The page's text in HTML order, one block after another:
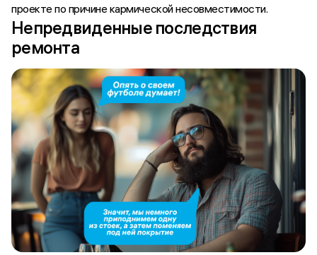
проекте по причине кармической несовместимости.
Непредвиденные последствия
ремонта